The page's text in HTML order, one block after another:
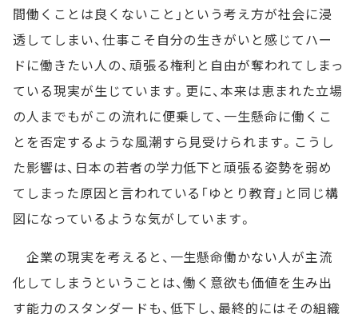
間働くことは良くないこと」という考え方が社会に浸
透してしまい、仕事こそ自分の生きがいと感じてハー
ドに働きたい人の、頑張る権利と自由が奪われてしまっ
ている現実が生じています。更に、本来は恵まれた立場
の人までもがこの流れに便乗して、一生懸命に働くこ
とを否定するような風潮すら見受けられます。こうし
た影響は、日本の若者の学力低下と頑張る姿勢を弱め
てしまった原因と言われている「ゆとり教育」と同じ構
図になっているような気がしています。
企業の現実を考えると、一生懸命働かない人が主流
化してしまうということは、働く意欲も価値を生み出
す能力のスタンダードも、低下し、最終的にはその組織